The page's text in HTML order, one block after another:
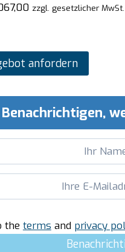
zzgl. gesetzlicher MwSt.
anfordern
Benachrichtigen,
the terms and privacy